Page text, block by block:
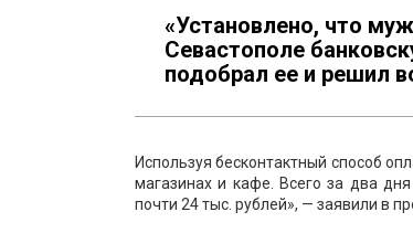
«Установлено, что
Севастополе
подобрал ее и решил
Используя бесконтактный способ
магазинах и кафе. Всего за два
почти 24 тыс. рублей», — заявили в